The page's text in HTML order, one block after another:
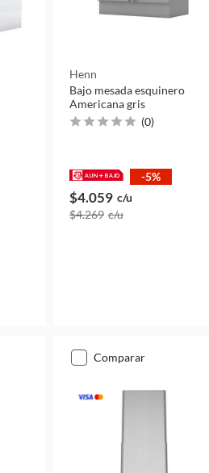
Henn
Bajo mesada esquinero
Americana gris
(0)
-5%
$4.059 c/u
$4.269 c/u
comparar